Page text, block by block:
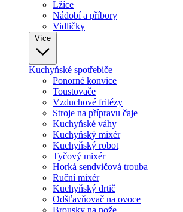
Lžíce
Nádobí a příbory
Vidličky
Kuchyňské spotřebiče
Ponorné konvice
Toustovače
Vzduchové fritézy
Stroje na přípravu čaje
Kuchyňské váhy
Kuchyňský mixér
Kuchyňský robot
Tyčový mixér
Horká sendvičová trouba
Ruční mixér
Kuchyňský drtič
Odšťavňovač na ovoce
Brousky na nože